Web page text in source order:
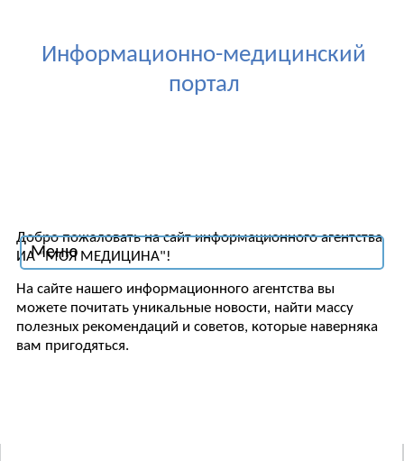
Информационно-медицинский
портал
Меню
Добро пожаловать на сайт информационного агентства
ИА "МОЯ МЕДИЦИНА"!
На сайте нашего информационного агентства вы
можете почитать уникальные новости, найти массу
полезных рекомендаций и советов, которые наверняка
вам пригодяться.